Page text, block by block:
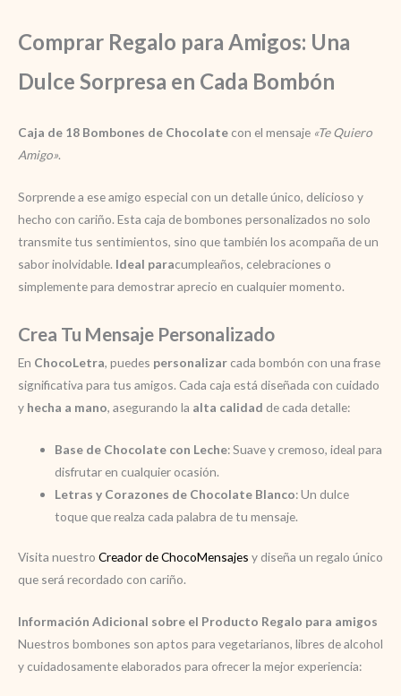
Comprar Regalo para Amigos: Una
Dulce Sorpresa en Cada Bombón
Caja de 18 Bombones de Chocolate con el mensaje «Te Quiero
Amigo».
Sorprende a ese amigo especial con un detalle único, delicioso y
hecho con cariño. Esta caja de bombones personalizados no solo
transmite tus sentimientos, sino que también los acompaña de un
sabor inolvidable. Ideal paracumpleaños, celebraciones o
simplemente para demostrar aprecio en cualquier momento.
Crea Tu Mensaje Personalizado
En ChocoLetra, puedes personalizar cada bombón con una frase
significativa para tus amigos. Cada caja está diseñada con cuidado
y hecha a mano, asegurando la alta calidad de cada detalle:
Base de Chocolate con Leche: Suave y cremoso, ideal para
disfrutar en cualquier ocasión.
Letras y Corazones de Chocolate Blanco: Un dulce
toque que realza cada palabra de tu mensaje.
Visita nuestro Creador de ChocoMensajes y diseña un regalo único
que será recordado con cariño.
Información Adicional sobre el Producto Regalo para amigos
Nuestros bombones son aptos para vegetarianos, libres de alcohol
y cuidadosamente elaborados para ofrecer la mejor experiencia: